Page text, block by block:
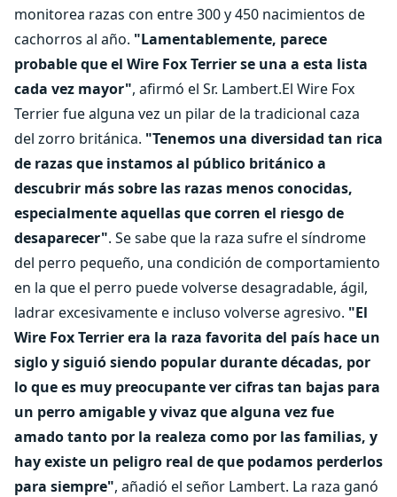
monitorea razas con entre 300 y 450 nacimientos de
cachorros al año. "Lamentablemente, parece
probable que el Wire Fox Terrier se una a esta lista
cada vez mayor", afirmó el Sr. Lambert.El Wire Fox
Terrier fue alguna vez un pilar de la tradicional caza
del zorro británica. "Tenemos una diversidad tan rica
de razas que instamos al público británico a
descubrir más sobre las razas menos conocidas,
especialmente aquellas que corren el riesgo de
desaparecer". Se sabe que la raza sufre el síndrome
del perro pequeño, una condición de comportamiento
en la que el perro puede volverse desagradable, ágil,
ladrar excesivamente e incluso volverse agresivo. "El
Wire Fox Terrier era la raza favorita del país hace un
siglo y siguió siendo popular durante décadas, por
lo que es muy preocupante ver cifras tan bajas para
un perro amigable y vivaz que alguna vez fue
amado tanto por la realeza como por las familias, y
hay existe un peligro real de que podamos perderlos
para siempre", añadió el señor Lambert. La raza ganó